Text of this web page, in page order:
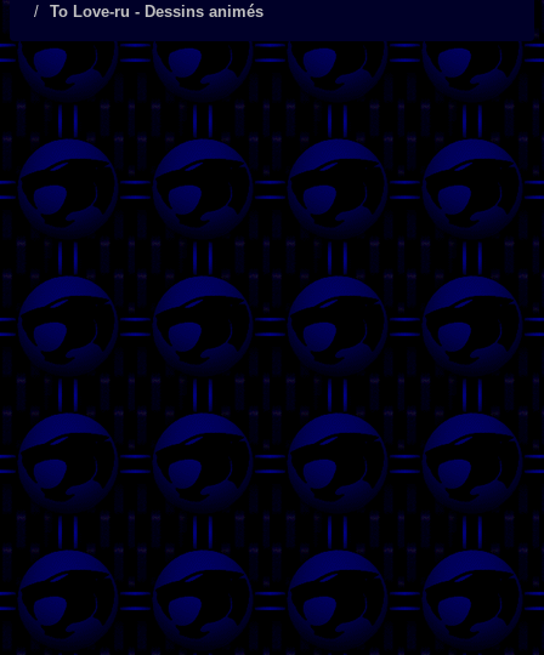
To Love-ru - Dessins animés